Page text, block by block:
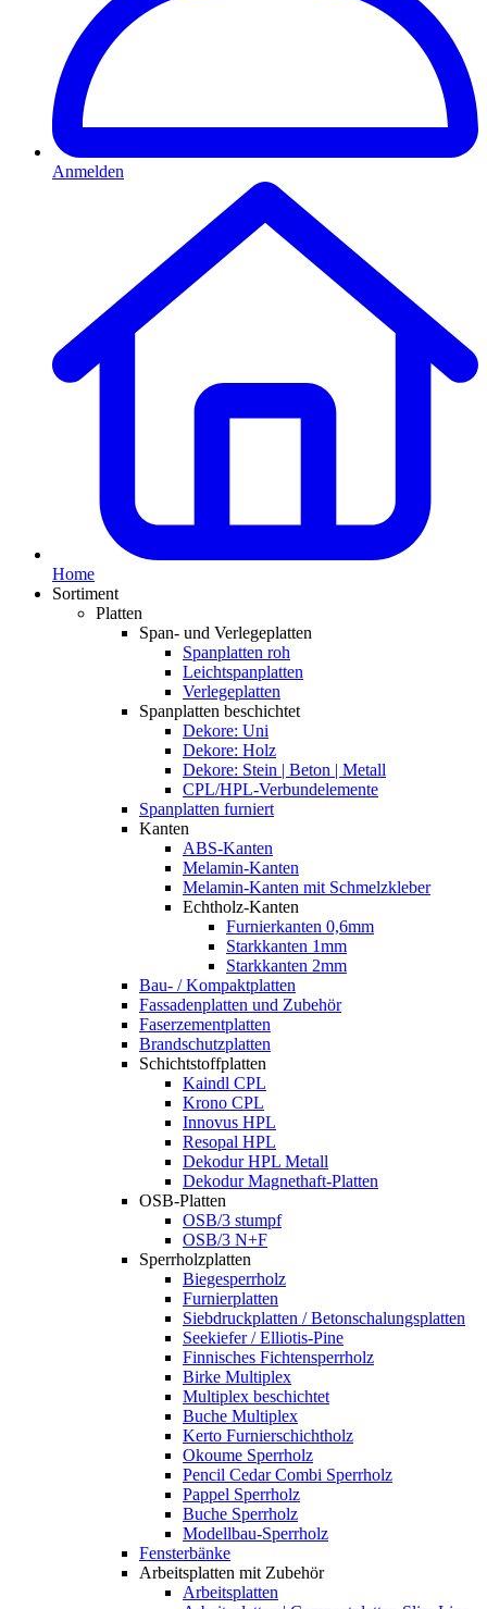
Anmelden
Home
Sortiment
Platten
Span- und Verlegeplatten
Spanplatten roh
Leichtspanplatten
Verlegeplatten
Spanplatten beschichtet
Dekore: Uni
Dekore: Holz
Dekore: Stein | Beton | Metall
CPL/HPL-Verbundelemente
Spanplatten furniert
Kanten
ABS-Kanten
Melamin-Kanten
Melamin-Kanten mit Schmelzkleber
Echtholz-Kanten
Furnierkanten 0,6mm
Starkkanten 1mm
Starkkanten 2mm
Bau- / Kompaktplatten
Fassadenplatten und Zubehör
Faserzementplatten
Brandschutzplatten
Schichtstoffplatten
Kaindl CPL
Krono CPL
Innovus HPL
Resopal HPL
Dekodur HPL Metall
Dekodur Magnethaft-Platten
OSB-Platten
OSB/3 stumpf
OSB/3 N+F
Sperrholzplatten
Biegesperrholz
Furnierplatten
Siebdruckplatten / Betonschalungsplatten
Seekiefer / Elliotis-Pine
Finnisches Fichtensperrholz
Birke Multiplex
Multiplex beschichtet
Buche Multiplex
Kerto Furnierschichtholz
Okoume Sperrholz
Pencil Cedar Combi Sperrholz
Pappel Sperrholz
Buche Sperrholz
Modellbau-Sperrholz
Fensterbänke
Arbeitsplatten mit Zubehör
Arbeitsplatten